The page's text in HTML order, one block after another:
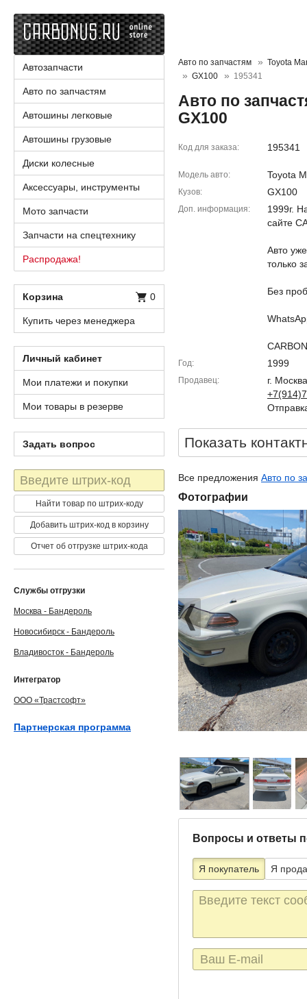
Авто по запчастям
Toyota
GX100
195341
Авто по
GX100
Код для заказа 195341
Модель авто Toyota
Кузов GX100
Доп. информация
1999г.
сайте
Авто
только
Без
Год 1999
Продавец
г.
Показать
Все предложения Авто по
Фотографии
Вопросы и ответы
Я покупатель Я
Текст
сообщения
E-
mail
Автозапчасти
Авто по запчастям
Автошины легковые
Автошины грузовые
Диски колесные
Аксессуары, инструменты
Мото запчасти
Запчасти на спецтехнику
Распродажа!
Корзина 0
Купить через менеджера
Личный кабинет
Мои платежи и покупки
Мои товары в резерве
Задать вопрос
Штрих-
код
Найти товар по штрих-коду
Добавить штрих-код в корзину
Отчет об отгрузке штрих-кода
Службы отгрузки
Москва - Бандероль
Новосибирск - Бандероль
Владивосток - Бандероль
Интегратор
ООО «Трастсофт»
Партнерская программа